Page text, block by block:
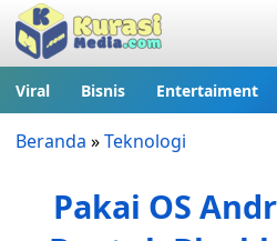
Viral Bisnis Entertaiment
Beranda »Teknologi
Pakai OS